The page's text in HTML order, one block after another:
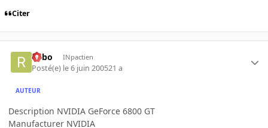
Citer
risbo INpactien
Posté(e) le 6 juin 200521 a
AUTEUR
Description NVIDIA GeForce 6800 GT
Manufacturer NVIDIA